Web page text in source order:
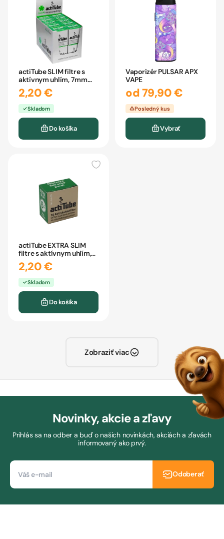
actiTube SLIM filtre s
aktívnym uhlím, 7mm
10ks
2,20 €
Skladom
Do košíka
Vaporizér PULSAR APX
VAPE
od 79,90 €
Posledný kus
Vybrať
actiTube EXTRA SLIM
filtre s aktívnym uhlím,
6mm 10ks
2,20 €
Skladom
Do košíka
Zobraziť viac
Novinky, akcie a zľavy
Prihlás sa na odber a buď o našich novinkách, akciách a zľavách
informovaný ako prvý.
Odoberať